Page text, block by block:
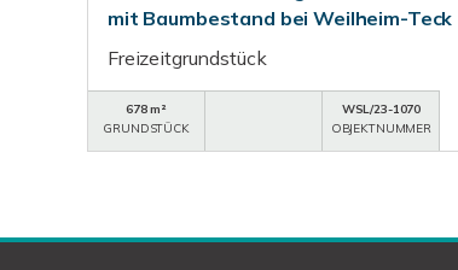
mit Baumbestand bei Weilheim-Teck
Freizeitgrundstück
678 m²
GRUNDSTÜCK
WSL/23-1070
OBJEKTNUMMER